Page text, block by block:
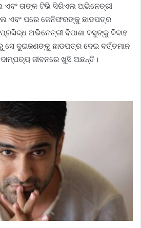
ଏବଂ ତାଙ୍କ ଟିଭି ସିରିଏଲ ଅଭିନେତ୍ରୀ
ଏବଂ ପରେ ଜେନିଫରଙ୍କୁ ଛାଡପତ୍ର
ଅଭିନେତ୍ରୀ ବିପାଶା ବସୁଙ୍କୁ ବିବାହ
ସେ ଦୁଇଜଣଙ୍କୁ ଛାଡପତ୍ର ଦେଇ ବର୍ତ୍ତମାନ
ଜୀବନରେ ଖୁସି ଅଛନ୍ତି।